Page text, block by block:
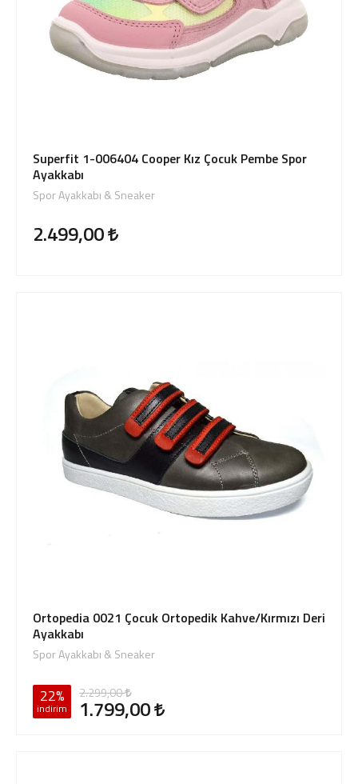
Superfit 1-006404 Cooper Kız Çocuk Pembe Spor
Ayakkabı
Spor Ayakkabı & Sneaker
2.499,00
Ortopedia 0021 Çocuk Ortopedik Kahve/Kırmızı Deri
Ayakkabı
Spor Ayakkabı & Sneaker
22%
indirim
2.299,00
1.799,00